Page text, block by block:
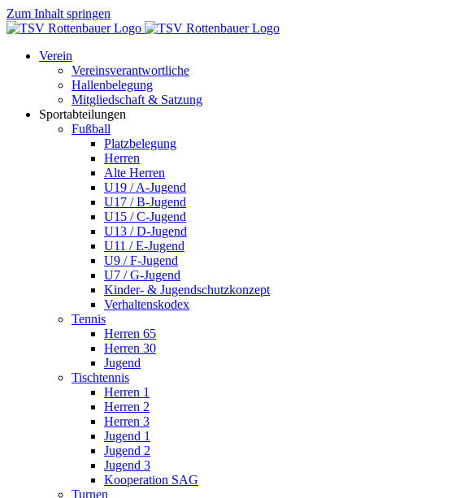
Zum Inhalt springen
Verein
Vereinsverantwortliche
Hallenbelegung
Mitgliedschaft & Satzung
Sportabteilungen
Fußball
Platzbelegung
Herren
Alte Herren
U19 / A-Jugend
U17 / B-Jugend
U15 / C-Jugend
U13 / D-Jugend
U11 / E-Jugend
U9 / F-Jugend
U7 / G-Jugend
Kinder- & Jugendschutzkonzept
Verhaltenskodex
Tennis
Herren 65
Herren 30
Jugend
Tischtennis
Herren 1
Herren 2
Herren 3
Jugend 1
Jugend 2
Jugend 3
Kooperation SAG
Turnen